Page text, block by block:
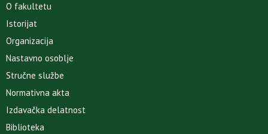
O fakultetu
Istorijat
Organizacija
Nastavno osoblje
Stručne službe
Normativna akta
Izdavačka delatnost
Biblioteka